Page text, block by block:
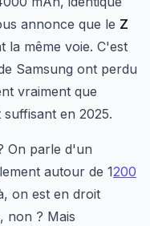
annonce que le Z
la même voie. C'est
Samsung ont perdu
vraiment que
en 2025.
On parle d'un
autour de 1200
on est en droit
non ? Mais